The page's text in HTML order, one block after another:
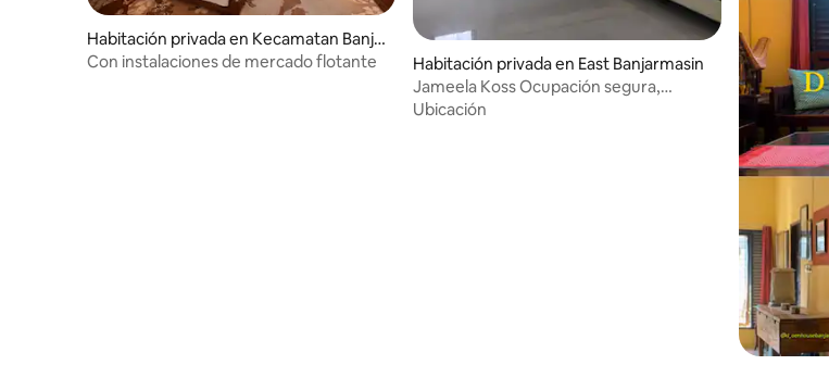
Habitación privada en Kecamatan Banja
rmasin Timur
Con instalaciones de mercado flotante
Habitación privada en East Banjarmasin
Jameela Koss Ocupación segura,
cómoda y protegida
Ubicación